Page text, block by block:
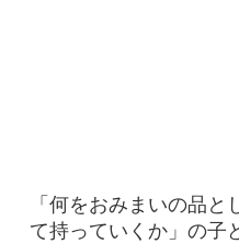
「何をおみまいの品と
て持っていくか」の子